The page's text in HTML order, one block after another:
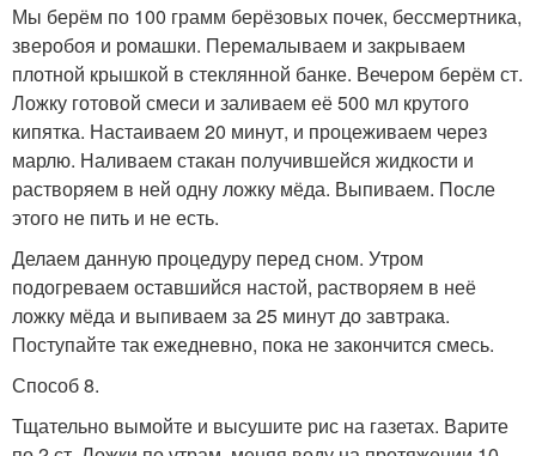
Мы берём по 100 грамм берёзовых почек, бессмертника,
зверобоя и ромашки. Перемалываем и закрываем
плотной крышкой в стеклянной банке. Вечером берём ст.
Ложку готовой смеси и заливаем её 500 мл крутого
кипятка. Настаиваем 20 минут, и процеживаем через
марлю. Наливаем стакан получившейся жидкости и
растворяем в ней одну ложку мёда. Выпиваем. После
этого не пить и не есть.
Делаем данную процедуру перед сном. Утром
подогреваем оставшийся настой, растворяем в неё
ложку мёда и выпиваем за 25 минут до завтрака.
Поступайте так ежедневно, пока не закончится смесь.
Способ 8.
Тщательно вымойте и высушите рис на газетах. Варите